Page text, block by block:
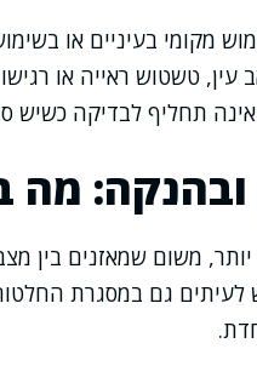
מקומי בעיניים או
עין, טשטוש ראייה או
תחליף לבדיקה כשיש
ובהנקה:
יותר, משום שמאזנים בין
גם במסגרת החלטות